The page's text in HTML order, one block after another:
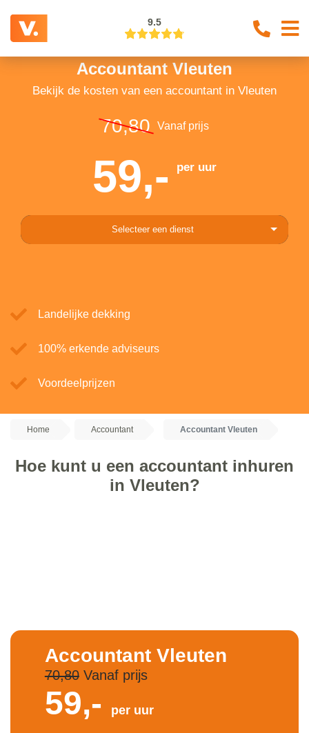
9.5
Accountant Vleuten
Bekijk de kosten van een accountant in Vleuten
70,80 Vanaf prijs
59,- per uur
Selecteer een dienst
Landelijke dekking
100% erkende adviseurs
Voordeelprijzen
Home Accountant Accountant Vleuten
Hoe kunt u een accountant inhuren
in Vleuten?
Accountant Vleuten
70,80Vanaf prijs
59,- per uur